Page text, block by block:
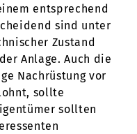
entsprechend
sind unter
Zustand
Anlage. Auch die
Nachrüstung vor
sollte
sollten